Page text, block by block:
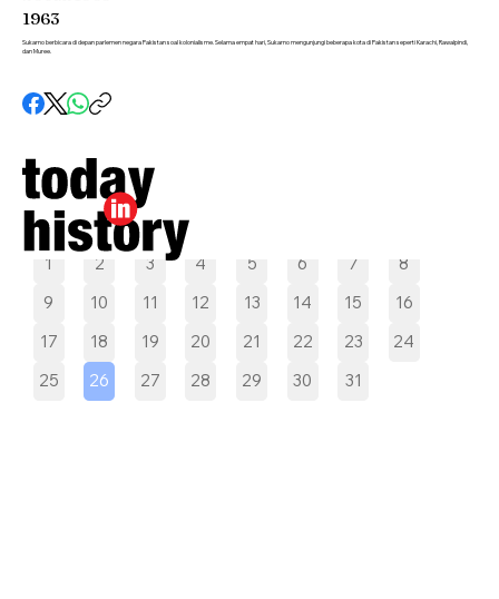
Pilih tanggal
1 2 3 4 5 6 7
8
9
10 11 12 13 14 15
16
17
18 19 20 21 22 23
24
25
26 27 28 29 30 31
1963
Sukarno berbicara di depan parlemen negara Pakistan soal kolonialisme. Selama empat hari, Sukarno mengunjungi beberapa kota di Pakistan seperti Karachi, Rawalpindi,
dan Muree.